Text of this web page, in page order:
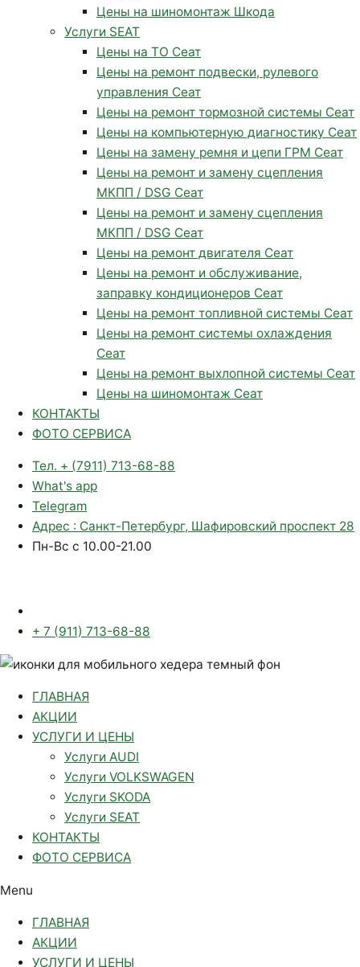
Цены на шиномонтаж Шкода
Услуги SEAT
Цены на ТО Сеат
Цены на ремонт подвески, рулевого
управления Сеат
Цены на ремонт тормозной системы Сеат
Цены на компьютерную диагностику Сеат
Цены на замену ремня и цепи ГРМ Сеат
Цены на ремонт и замену сцепления
МКПП / DSG Сеат
Цены на ремонт и замену сцепления
МКПП / DSG Сеат
Цены на ремонт двигателя Сеат
Цены на ремонт и обслуживание,
заправку кондиционеров Сеат
Цены на ремонт топливной системы Сеат
Цены на ремонт системы охлаждения
Сеат
Цены на ремонт выхлопной системы Сеат
Цены на шиномонтаж Сеат
КОНТАКТЫ
ФОТО СЕРВИСА
Тел. + (7911) 713-68-88
What's app
Telegram
Адрес : Санкт-Петербург, Шафировский проспект 28
Пн-Вс с 10.00-21.00
+ 7 (911) 713-68-88
ГЛАВНАЯ
АКЦИИ
УСЛУГИ И ЦЕНЫ
Услуги AUDI
Услуги VOLKSWAGEN
Услуги SKODA
Услуги SEAT
КОНТАКТЫ
ФОТО СЕРВИСА
Menu
ГЛАВНАЯ
АКЦИИ
УСЛУГИ И ЦЕНЫ